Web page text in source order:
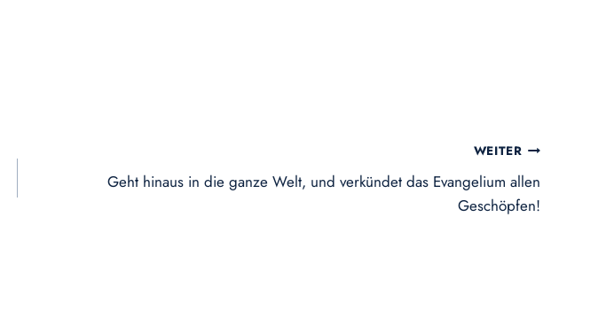
WEITER
Geht hinaus in die ganze Welt, und verkündet das Evangelium allen
Geschöpfen!